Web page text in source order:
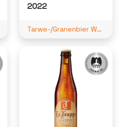
2022
Tarwe-/Granenbier Weizen